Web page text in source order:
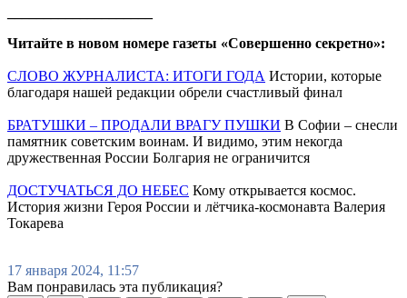
Читайте в новом номере газеты «Совершенно секретно»:
СЛОВО ЖУРНАЛИСТА: ИТОГИ ГОДА Истории, которые
благодаря нашей редакции обрели счастливый финал
БРАТУШКИ – ПРОДАЛИ ВРАГУ ПУШКИ В Софии – снесли
памятник советским воинам. И видимо, этим некогда
дружественная России Болгария не ограничится
ДОСТУЧАТЬСЯ ДО НЕБЕС Кому открывается космос.
История жизни Героя России и лётчика-космонавта Валерия
Токарева
17 января 2024, 11:57
Вам понравилась эта публикация?